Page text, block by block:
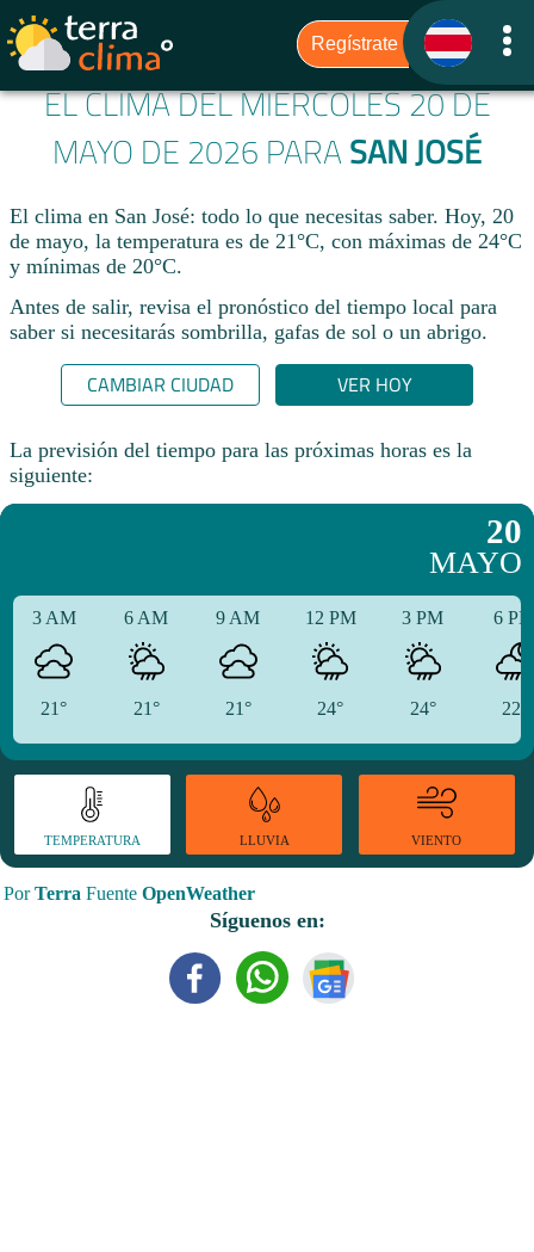
EL CLIMA DEL MIÉRCOLES 20 DE
MAYO DE 2026 PARA SAN JOSÉ
El clima en San José: todo lo que necesitas saber. Hoy, 20
de mayo, la temperatura es de 21°C, con máximas de 24°C
y mínimas de 20°C.
Antes de salir, revisa el pronóstico del tiempo local para
saber si necesitarás sombrilla, gafas de sol o un abrigo.
CAMBIAR CIUDAD VER HOY
La previsión del tiempo para las próximas horas es la
siguiente:
20
MAYO
3 AM
21°
6 AM
21°
9 AM
21°
12 PM
24°
3 PM
24°
6
22°
TEMPERATURA LLUVIA VIENTO
PorTerra Fuente OpenWeather
Síguenos en: